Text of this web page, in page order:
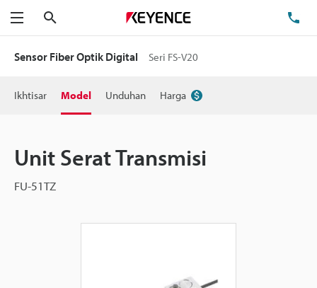
Menu
Sensor Fiber Optik Digital Seri FS-V20
Ikhtisar Model Unduhan Harga
Unit Serat Transmisi
FU-51TZ